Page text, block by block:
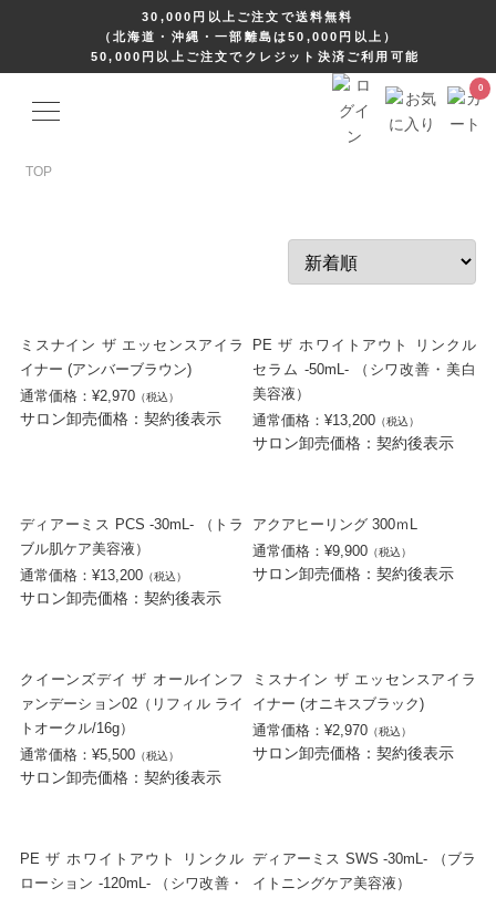
30,000円以上ご注文で送料無料
（北海道・沖縄・一部離島は50,000円以上）
50,000円以上ご注文でクレジット決済ご利用可能
TOP
ミスナイン ザ エッセンスアイラ
イナー (アンバーブラウン)
通常価格：¥2,970（税込）
サロン卸売価格：契約後表示
PE ザ ホワイトアウト リンクル
セラム -50mL- （シワ改善・美白
美容液）
通常価格：¥13,200 （税込）
サロン卸売価格：契約後表示
ディアーミス PCS -30mL- （トラ
ブル肌ケア美容液）
通常価格：¥13,200（税込）
サロン卸売価格：契約後表示
アクアヒーリング 300ｍL
通常価格：¥9,900 （税込）
サロン卸売価格：契約後表示
クイーンズデイ ザ オールインフ
ァンデーション02（リフィル ライ
トオークル/16g）
通常価格：¥5,500（税込）
サロン卸売価格：契約後表示
ミスナイン ザ エッセンスアイラ
イナー (オニキスブラック)
通常価格：¥2,970 （税込）
サロン卸売価格：契約後表示
PE ザ ホワイトアウト リンクル
ローション -120mL- （シワ改善・
ディアーミス SWS -30mL- （ブラ
イトニングケア美容液）